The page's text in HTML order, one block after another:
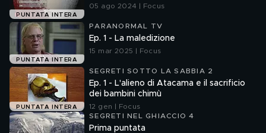
PUNTATA INTERA
05 ago 2024 | Focus
PUNTATA INTERA
PARANORMAL TV
Ep. 1 - La maledizione
15 mar 2025 | Focus
PUNTATA INTERA
SEGRETI SOTTO LA SABBIA 2
Ep. 1 - L'alieno di Atacama e il sacrificio
dei bambini chimù
12 gen | Focus
SEGRETI NEL GHIACCIO 4
Prima puntata